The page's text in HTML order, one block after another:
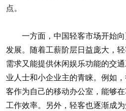
点。
一方面，中国轻客市场开始向
发展。随着工薪阶层日益庞大，
需求又能提供休闲娱乐功能的交
业人士和小企业主的青睐。例如
客作为自己的移动办公室，能够
工作效率。另外，轻客也逐渐成